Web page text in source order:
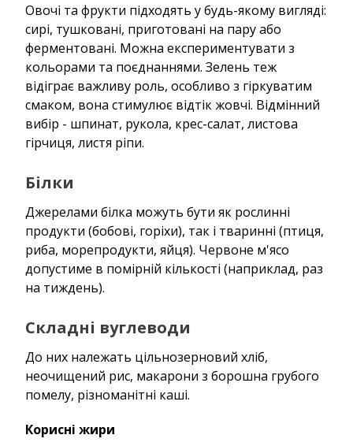
Овочі та фрукти підходять у будь-якому вигляді:
сирі, тушковані, приготовані на пару або
ферментовані. Можна експериментувати з
кольорами та поєднаннями. Зелень теж
відіграє важливу роль, особливо з гіркуватим
смаком, вона стимулює відтік жовчі. Відмінний
вибір - шпинат, рукола, крес-салат, листова
гірчиця, листя ріпи.
Білки
Джерелами білка можуть бути як рослинні
продукти (бобові, горіхи), так і тваринні (птиця,
риба, морепродукти, яйця). Червоне м'ясо
допустиме в помірній кількості (наприклад, раз
на тиждень).
Складні вуглеводи
До них належать цільнозерновий хліб,
неочищений рис, макарони з борошна грубого
помелу, різноманітні каші.
Корисні жири